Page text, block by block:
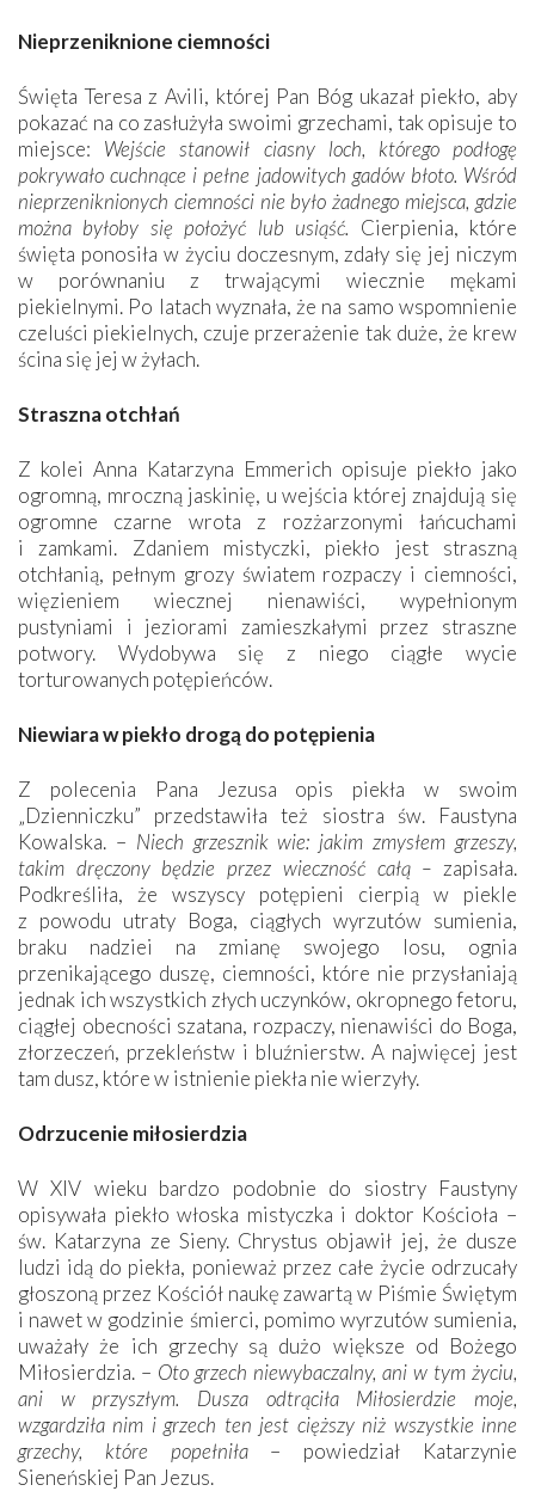
Nieprzeniknione ciemności
Święta Teresa z Avili, której Pan Bóg ukazał piekło, aby
pokazać na co zasłużyła swoimi grzechami, tak opisuje to
miejsce: Wejście stanowił ciasny loch, którego podłogę
pokrywało cuchnące i pełne jadowitych gadów błoto. Wśród
nieprzeniknionych ciemności nie było żadnego miejsca, gdzie
można byłoby się położyć lub usiąść. Cierpienia, które
święta ponosiła w życiu doczesnym, zdały się jej niczym
w porównaniu z trwającymi wiecznie mękami
piekielnymi. Po latach wyznała, że na samo wspomnienie
czeluści piekielnych, czuje przerażenie tak duże, że krew
ścina się jej w żyłach.
Straszna otchłań
Z kolei Anna Katarzyna Emmerich opisuje piekło jako
ogromną, mroczną jaskinię, u wejścia której znajdują się
ogromne czarne wrota z rozżarzonymi łańcuchami
i zamkami. Zdaniem mistyczki, piekło jest straszną
otchłanią, pełnym grozy światem rozpaczy i ciemności,
więzieniem wiecznej nienawiści, wypełnionym
pustyniami i jeziorami zamieszkałymi przez straszne
potwory. Wydobywa się z niego ciągłe wycie
torturowanych potępieńców.
Niewiara w piekło drogą do potępienia
Z polecenia Pana Jezusa opis piekła w swoim
„Dzienniczku” przedstawiła też siostra św. Faustyna
Kowalska. – Niech grzesznik wie: jakim zmysłem grzeszy,
takim dręczony będzie przez wieczność całą – zapisała.
Podkreśliła, że wszyscy potępieni cierpią w piekle
z powodu utraty Boga, ciągłych wyrzutów sumienia,
braku nadziei na zmianę swojego losu, ognia
przenikającego duszę, ciemności, które nie przysłaniają
jednak ich wszystkich złych uczynków, okropnego fetoru,
ciągłej obecności szatana, rozpaczy, nienawiści do Boga,
złorzeczeń, przekleństw i bluźnierstw. A najwięcej jest
tam dusz, które w istnienie piekła nie wierzyły.
Odrzucenie miłosierdzia
W XIV wieku bardzo podobnie do siostry Faustyny
opisywała piekło włoska mistyczka i doktor Kościoła –
św. Katarzyna ze Sieny. Chrystus objawił jej, że dusze
ludzi idą do piekła, ponieważ przez całe życie odrzucały
głoszoną przez Kościół naukę zawartą w Piśmie Świętym
i nawet w godzinie śmierci, pomimo wyrzutów sumienia,
uważały że ich grzechy są dużo większe od Bożego
Miłosierdzia. – Oto grzech niewybaczalny, ani w tym życiu,
ani w przyszłym. Dusza odtrąciła Miłosierdzie moje,
wzgardziła nim i grzech ten jest cięższy niż wszystkie inne
grzechy, które popełniła– powiedział Katarzynie
Sieneńskiej Pan Jezus.